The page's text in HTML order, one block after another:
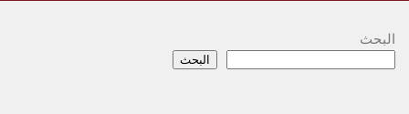
البحث
البحث